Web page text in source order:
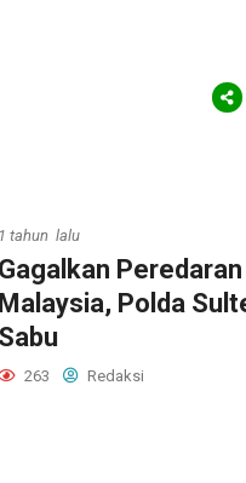
1 tahun lalu
Gagalkan
Malaysia, Polda
Sabu
263 Redaksi